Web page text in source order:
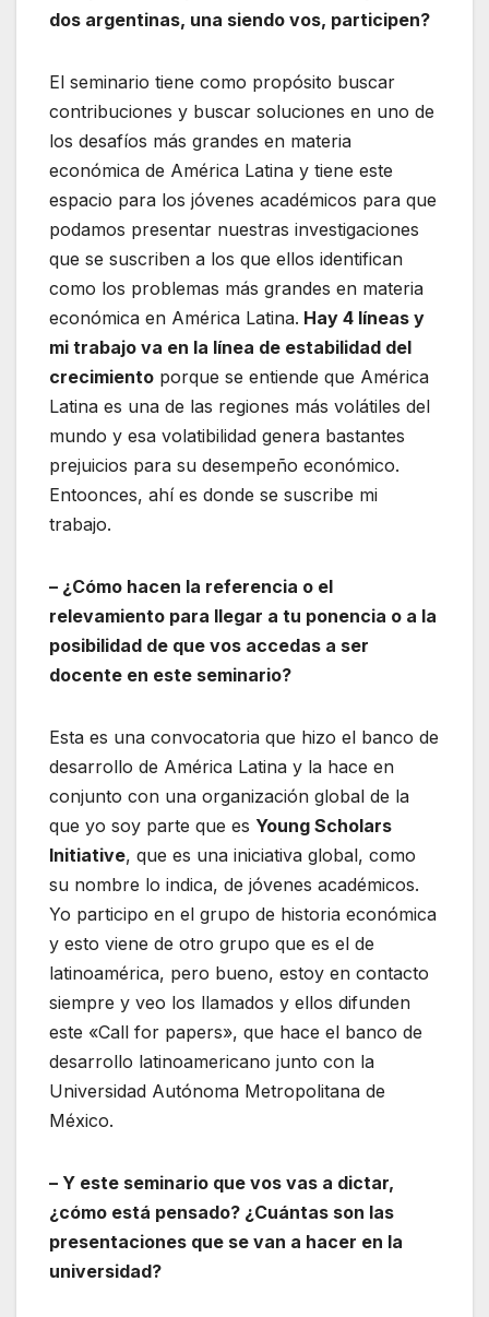
dos argentinas, una siendo vos, participen?
El seminario tiene como propósito buscar
contribuciones y buscar soluciones en uno de
los desafíos más grandes en materia
económica de América Latina y tiene este
espacio para los jóvenes académicos para que
podamos presentar nuestras investigaciones
que se suscriben a los que ellos identifican
como los problemas más grandes en materia
económica en América Latina. Hay 4 líneas y
mi trabajo va en la línea de estabilidad del
crecimiento porque se entiende que América
Latina es una de las regiones más volátiles del
mundo y esa volatibilidad genera bastantes
prejuicios para su desempeño económico.
Entoonces, ahí es donde se suscribe mi
trabajo.
– ¿Cómo hacen la referencia o el
relevamiento para llegar a tu ponencia o a la
posibilidad de que vos accedas a ser
docente en este seminario?
Esta es una convocatoria que hizo el banco de
desarrollo de América Latina y la hace en
conjunto con una organización global de la
que yo soy parte que es Young Scholars
Initiative, que es una iniciativa global, como
su nombre lo indica, de jóvenes académicos.
Yo participo en el grupo de historia económica
y esto viene de otro grupo que es el de
latinoamérica, pero bueno, estoy en contacto
siempre y veo los llamados y ellos difunden
este «Call for papers», que hace el banco de
desarrollo latinoamericano junto con la
Universidad Autónoma Metropolitana de
México.
– Y este seminario que vos vas a dictar,
¿cómo está pensado? ¿Cuántas son las
presentaciones que se van a hacer en la
universidad?